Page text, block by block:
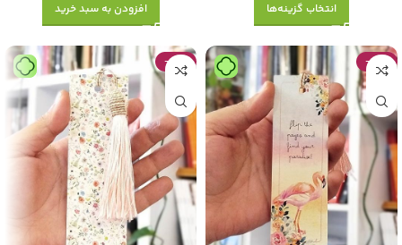
انتخاب گزینه‌ها افزودن به سبد خرید
-47%
-47%